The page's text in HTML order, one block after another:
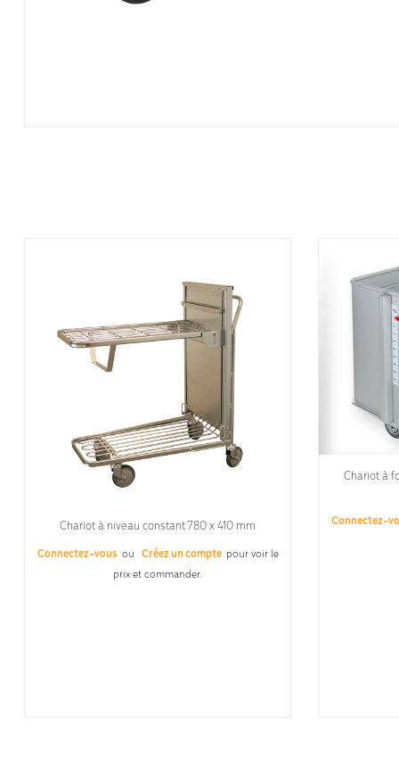
Chariot à niveau constant 780 x 410 mm
Connectez-vous ou Créez un compte pour voir le
prix et commander.
Chariot à
Connectez-